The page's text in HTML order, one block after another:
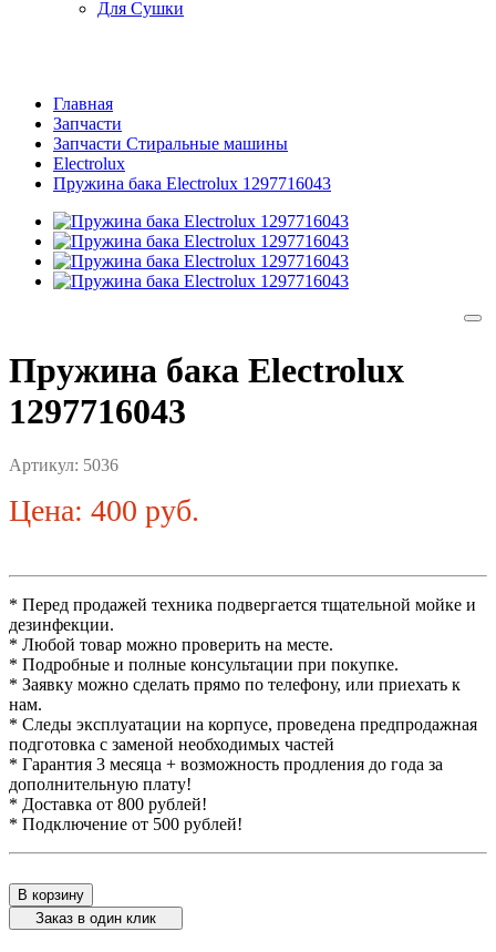
Для Сушки
Главная
Запчасти
Запчасти Стиральные машины
Electrolux
Пружина бака Electrolux 1297716043
Пружина бака Electrolux
1297716043
Артикул: 5036
Цена: 400 руб.
* Перед продажей техника подвергается тщательной мойке и
дезинфекции.
* Любой товар можно проверить на месте.
* Подробные и полные консультации при покупке.
* Заявку можно сделать прямо по телефону, или приехать к
нам.
* Следы эксплуатации на корпусе, проведена предпродажная
подготовка с заменой необходимых частей
* Гарантия 3 месяца + возможность продления до года за
дополнительную плату!
* Доставка от 800 рублей!
* Подключение от 500 рублей!
В корзину
Заказ в один клик